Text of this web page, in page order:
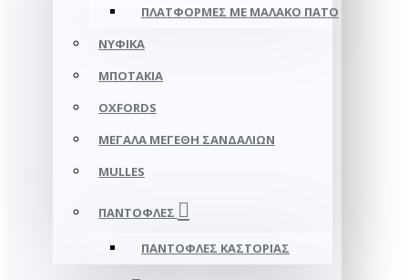
ΠΛΑΤΦΟΡΜΕΣ ΜΕ ΜΑΛΑΚΟ ΠΑΤΟ
ΝΥΦΙΚΆ
ΜΠΟΤΆΚΙΑ
OXFORDS
ΜΕΓΆΛΑ ΜΕΓΈΘΗ ΣΑΝΔΑΛΙΏΝ
MULLES
ΠΑΝΤΌΦΛΕΣ
ΠΑΝΤΌΦΛΕΣ ΚΑΣΤΟΡΙΆΣ